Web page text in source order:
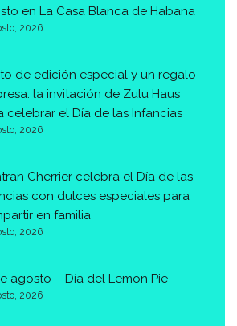
en La Casa Blanca de Habana
2026
de edición especial y un regalo
la invitación de Zulu Haus
celebrar el Día de las Infancias
2026
Cherrier celebra el Día de las
con dulces especiales para
en familia
2026
agosto – Día del Lemon Pie
2026